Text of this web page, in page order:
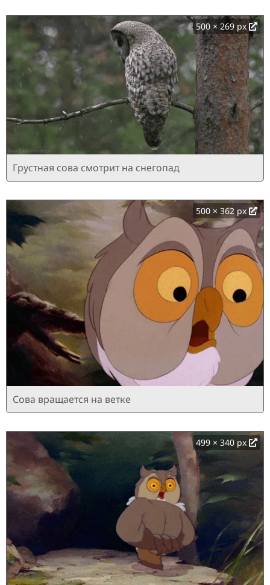
500 × 269 px
Грустная сова смотрит на снегопад
500 × 362 px
Сова вращается на ветке
499 × 340 px